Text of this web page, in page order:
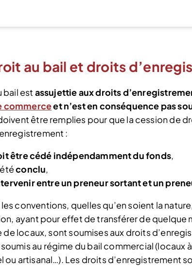
au bail et droits
bail est assujettie aux droits
commerceet n’est en conséquence pas
être remplies pour que la cession de
:
être cédé indépendamment du fonds,
étéconclu,
entre un preneur sortant et un
conventions, quelles qu’en soient la
ayant pour effet de transférer de quelque
de locaux, sont soumises aux droits
au régime du bail commercial (locaux
ou artisanal…). Les droits d’enregistrement